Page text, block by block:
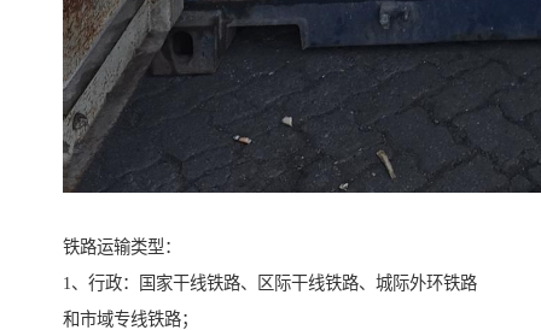
铁路运输类型：
1、行政：国家干线铁路、区际干线铁路、城际外环铁路
和市域专线铁路；